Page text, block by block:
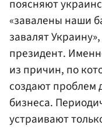
поясняют
«завалены наши
завалят
президент.
из причин, по
создают проблем
бизнеса.
устраивают